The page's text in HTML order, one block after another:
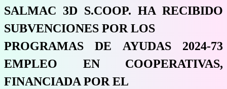
SALMAC 3D S.COOP. HA RECIBIDO
SUBVENCIONES POR LOS
PROGRAMAS DE AYUDAS 2024-73
EMPLEO EN COOPERATIVAS,
FINANCIADA POR EL